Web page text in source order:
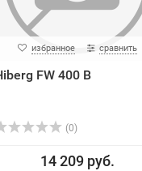
избранное сравнить
FW 400 B
(0)
14 209 руб.